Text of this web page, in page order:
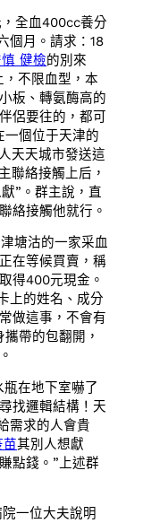
全血400cc養分
個月。請求：18
健檢的別來
，不限血型，本
板、轉氨酶高的
侶要往的，都可
一個位于天津的
天天城市發送這
聯絡接觸上后，
”。群主說，直
絡接觸他就行。
塘沽的一家采血
在等候買賣，稱
得400元現金。
上的姓名、成分
做這事，不會有
帶的包翻開，
在地下室嚇了
找邏輯結構！天
需求的人會貴
苗其別人想獻
點錢。”上述群
院一位大夫說明